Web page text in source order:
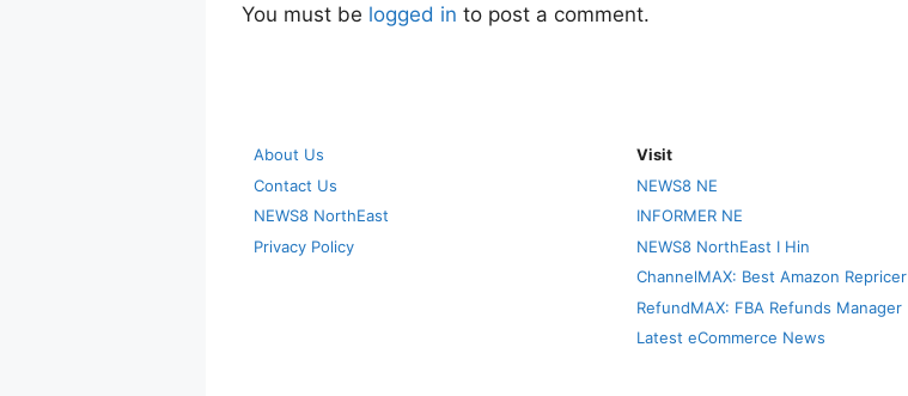
You must be logged in to post a comment.
About Us
Contact Us
NEWS8 NorthEast
Privacy Policy
Visit
NEWS8 NE
INFORMER NE
NEWS8 NorthEast I Hin
ChannelMAX: Best Amazon Repricer
RefundMAX: FBA Refunds Manager
Latest eCommerce News